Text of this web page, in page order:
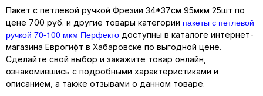
Пакет с петлевой ручкой Фрезии 34*37см 95мкм 25шт по
цене 700 руб. и другие товары категории пакеты с петлевой
ручкой 70-100 мкм Перфекто доступны в каталоге интернет-
магазина Еврогифт в Хабаровске по выгодной цене.
Сделайте свой выбор и закажите товар онлайн,
ознакомившись с подробными характеристиками и
описанием, а также отзывами о данном товаре.